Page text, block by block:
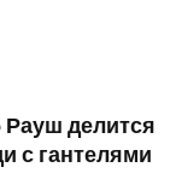
Рауш делится
с гантелями